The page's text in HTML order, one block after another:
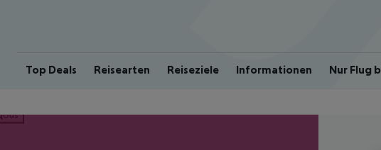
Top Deals Reisearten Reiseziele Informationen Nur Flug